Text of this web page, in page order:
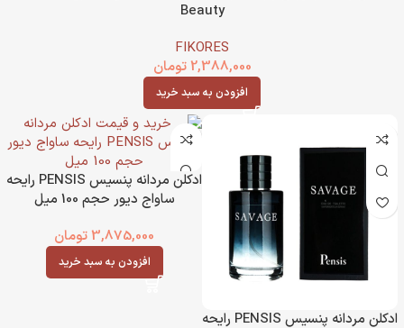
Beauty
FIKORES
2,388,000تومان
افزودن به سبد خرید
ادکلن مردانه پنسیس PENSIS رایحه
ادکلن مردانه پنسیس PENSIS رایحه
ساواج دیور حجم 100 میل
3,875,000تومان
افزودن به سبد خرید